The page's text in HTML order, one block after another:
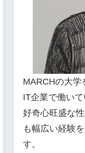
MARCHの大学
IT企業で働いて
好奇心旺盛な
も幅広い経験
す。